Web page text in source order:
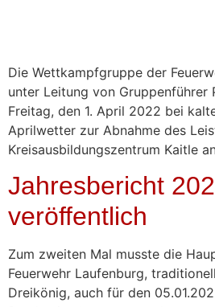
Die Wettkampfgruppe der
unter Leitung von Gruppenführer
Freitag, den 1. April 2022 bei
Aprilwetter zur Abnahme des
Kreisausbildungszentrum Kaitle
Jahresbericht
veröffentlich
Zum zweiten Mal musste die
Feuerwehr Laufenburg,
Dreikönig, auch für den